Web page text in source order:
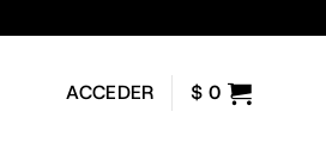
ACCEDER $ 0